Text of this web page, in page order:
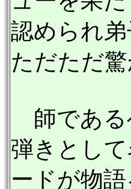
認められ
ただただ驚
師である
弾きとし
ードが物